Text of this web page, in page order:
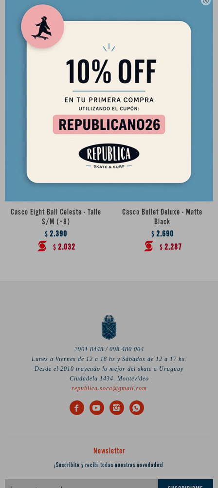
Casco Triple Eight Dual
Certificate Verde
3.390 $ 2.390
Casco Eight Ball Celeste - Talle
S/M (+8)
$ 2.390
$ 2.032
Casco Bullet Deluxe - Matte
Black
$ 2.690
$ 2.287
2901 8448 / 098 480 004
Lunes a Viernes de 12 a 18 hs y Sábados de 12 a 17 hs.
Desde el 2010 trayendo lo mejor del skate a Uruguay
Ciudadela 1434, Montevideo
republica.soca@gmail.com
   
Newsletter
¡Suscribite y recibí todas nuestras novedades!